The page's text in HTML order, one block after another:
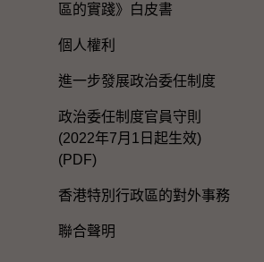
區的實踐》白皮書
個人權利
進一步發展政治委任制度
政治委任制度官員守則
(2022年7月1日起生效)
(PDF)
香港特別行政區的對外事務
聯合聲明